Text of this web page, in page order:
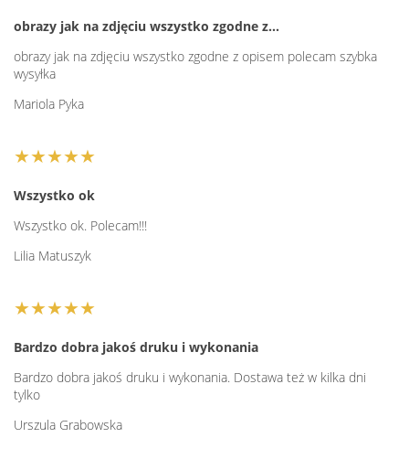
obrazy jak na zdjęciu wszystko zgodne z…
obrazy jak na zdjęciu wszystko zgodne z opisem polecam szybka
wysyłka
Mariola Pyka
★★★★★
Wszystko ok
Wszystko ok. Polecam!!!
Lilia Matuszyk
★★★★★
Bardzo dobra jakoś druku i wykonania
Bardzo dobra jakoś druku i wykonania. Dostawa też w kilka dni
tylko
Urszula Grabowska